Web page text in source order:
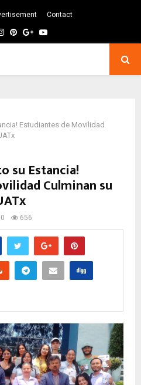
Contact
Instagram
Pinterest
GoogleYoutube
Estudiantes de Movilidad
su Estancia!
Culminan su
0 656